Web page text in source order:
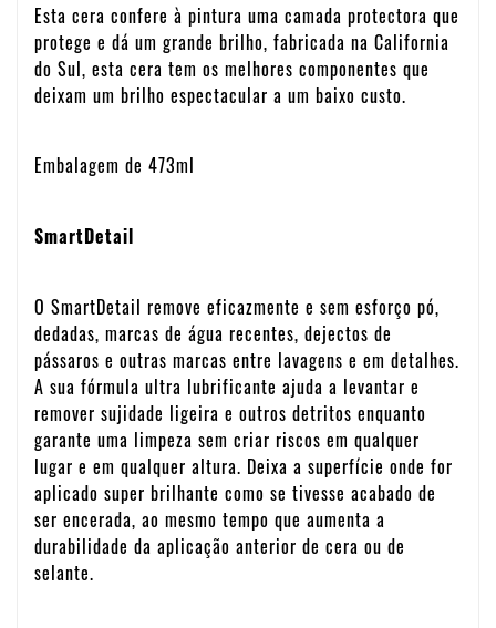
Esta cera confere à pintura uma camada protectora que
protege e dá um grande brilho, fabricada na California
do Sul, esta cera tem os melhores componentes que
deixam um brilho espectacular a um baixo custo.
Embalagem de 473ml
SmartDetail
O SmartDetail remove eficazmente e sem esforço pó,
dedadas, marcas de água recentes, dejectos de
pássaros e outras marcas entre lavagens e em detalhes.
A sua fórmula ultra lubrificante ajuda a levantar e
remover sujidade ligeira e outros detritos enquanto
garante uma limpeza sem criar riscos em qualquer
lugar e em qualquer altura. Deixa a superfície onde for
aplicado super brilhante como se tivesse acabado de
ser encerada, ao mesmo tempo que aumenta a
durabilidade da aplicação anterior de cera ou de
selante.